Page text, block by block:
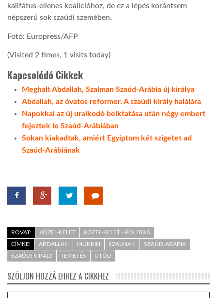
kalifátus-ellenes koalícióhoz, de ez a lépés korántsem
népszerű sok szaúdi szemében.
Fotó: Europress/AFP
(Visited 2 times, 1 visits today)
Kapcsolódó Cikkek
Meghalt Abdallah, Szalman Szaúd-Arábia új királya
Abdallah, az óvatos reformer. A szaúdi király halálára
Napokkal az új uralkodó beiktatása után négy embert
fejeztek le Szaúd-Arábiában
Sokan kiakadtak, amiért Egyiptom két szigetet ad
Szaúd-Arábiának
ROVAT: KÖZEL-KELET
KÖZEL-KELET - POLITIKA
CÍMKE:
ABDALLAH MUKRIN SZALMAN
SZAÚD-ARÁBIA
SZAÚDI KIRÁLY
TEMETÉS UTÓD
SZÓLJON HOZZÁ EHHEZ A CIKKHEZ